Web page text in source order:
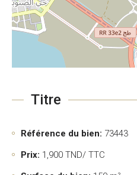
Titre
Référence du bien: 73443
Prix: 1,900 TND/ TTC